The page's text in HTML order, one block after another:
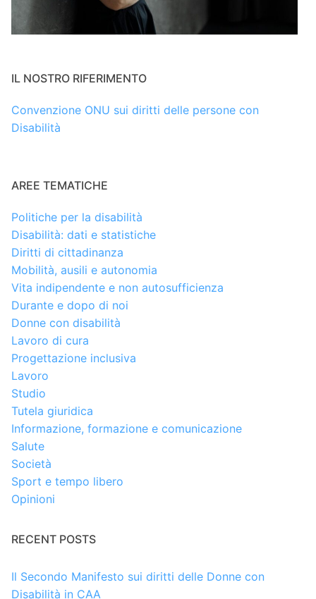
IL NOSTRO RIFERIMENTO
Convenzione ONU sui diritti delle persone con
Disabilità
AREE TEMATICHE
Politiche per la disabilità
Disabilità: dati e statistiche
Diritti di cittadinanza
Mobilità, ausili e autonomia
Vita indipendente e non autosufficienza
Durante e dopo di noi
Donne con disabilità
Lavoro di cura
Progettazione inclusiva
Lavoro
Studio
Tutela giuridica
Informazione, formazione e comunicazione
Salute
Società
Sport e tempo libero
Opinioni
RECENT POSTS
Il Secondo Manifesto sui diritti delle Donne con
Disabilità in CAA